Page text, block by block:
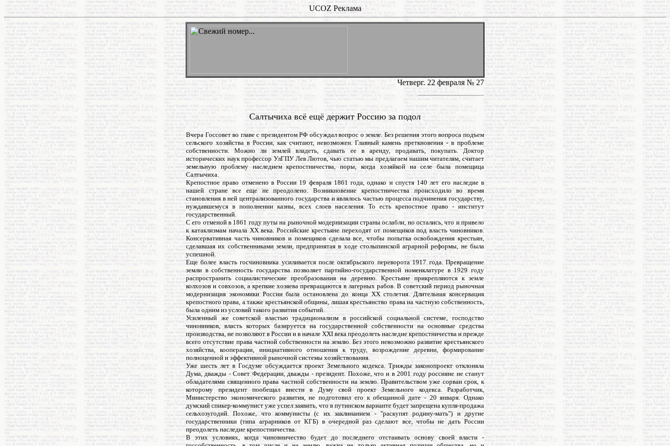
UCOZ Реклама
Четверг. 22 февраля № 27
Салтычиха всё ещё держит Россию за подол
Вчера Госсовет во главе с президентом РФ обсуждал вопрос о земле. Без решения этого вопроса подъем
сельского хозяйства в России, как считают, невозможен. Главный камень преткновения - в проблеме
собственности. Можно ли землей владеть, сдавать ее в аренду, продавать, покупать. Доктор
исторических наук профессор УлГПУ Лев Лютов, чью статью мы предлагаем нашим читателям, считает
земельную проблему наследием крепостничества, поры, когда хозяйкой на селе была помещица
Салтычиха.
Крепостное право отменено в России 19 февраля 1861 года, однако и спустя 140 лет его наследие в
нашей стране все еще не преодолено. Возникновение крепостничества происходило во время
становления в ней централизованного государства и являлось частью процесса подчинения государству,
нуждавшемуся в пополнении казны, всех слоев населения. То есть крепостное право - институт
государственный.
С его отменой в 1861 году путы на рыночной модернизации страны ослабли, но остались, что и привело
к катаклизмам начала XX века. Российские крестьяне переходят от помещиков под власть чиновников.
Консервативная часть чиновников и помещиков сделала все, чтобы попытка освобождения крестьян,
сделавшая их собственниками земли, предпринятая в ходе столыпинской аграрной реформы, не была
успешной.
Еще более власть госчиновника усиливается после октябрьского переворота 1917 года. Превращение
земли в собственность государства позволяет партийно-государственной номенклатуре в 1929 году
распространить социалистические преобразования на деревню. Крестьяне прикрепляются к земле
колхозов и совхозов, а крепкие хозяева превращаются в лагерных рабов. В советский период рыночная
модернизация экономики России была остановлена до конца XX столетия. Длительная консервация
крепостного права, а также крестьянской общины, лишая крестьянство права на частную собственность,
была одним из условий такого развития событий.
Усиленный же советской властью традиционализм в российской социальной системе, господство
чиновников, власть которых базируется на государственной собственности на основные средства
производства, не позволяют в России и в начале XXI века преодолеть наследие крепостничества и прежде
всего отсутствие права частной собственности на землю. Без этого невозможно развитие крестьянского
хозяйства, кооперации, инициативного отношения к труду, возрождение деревни, формирование
полноценной и эффективной рыночной системы хозяйствования.
Уже шесть лет в Госдуме обсуждается проект Земельного кодекса. Трижды законопроект отклоняла
Дума, дважды - Совет Федерации, дважды - президент. Похоже, что и в 2001 году россияне не станут
обладателями священного права частной собственности на землю. Правительством уже сорван срок, к
которому президент пообещал внести в Думу свой проект Земельного кодекса. Разработчик,
Министерство экономического развития, не подготовил его к обещанной дате - 20 января. Однако
думский спикер-коммунист уже успел заявить, что в путинском варианте будет запрещена купля-продажа
сельхозугодий. Похоже, что коммунисты (с их заклинанием - "раскупят родину-мать") и другие
государственники (типа аграрников от КГБ) в очередной раз сделают все, чтобы не дать России
преодолеть наследие крепостничества.
В этих условиях, когда чиновничество будет до последнего отстаивать основу своей власти -